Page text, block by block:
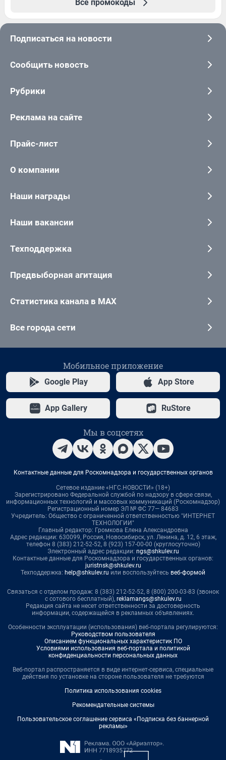
Все промокоды
Подписаться на новости
Сообщить новость
Рубрики
Реклама на сайте
Прайс-лист
О компании
Наши награды
Наши вакансии
Техподдержка
Предвыборная агитация
Статистика канала в MAX
Все города сети
Мобильное приложение
Google Play App Store
App Gallery RuStore
Мы в соцсетях
Контактные данные для Роскомнадзора и государственных органов
Сетевое издание «НГС.НОВОСТИ» (18+)
Зарегистрировано Федеральной службой по надзору в сфере связи,
информационных технологий и массовых коммуникаций (Роскомнадзор)
Регистрационный номер ЭЛ № ФС 77— 84683
Учредитель: Общество с ограниченной ответственностью "ИНТЕРНЕТ
ТЕХНОЛОГИИ"
Главный редактор: Громкова Елена Александровна
Адрес редакции: 630099, Россия, Новосибирск, ул. Ленина, д. 12, 6 этаж,
телефон 8 (383) 212-52-52, 8 (923) 157-00-00 (круглосуточно)
Электронный адрес редакции: ngs@shkulev.ru
Контактные данные для Роскомнадзора и государственных органов:
juristnsk@shkulev.ru
Техподдержка: help@shkulev.ru или воспользуйтесь веб-формой
Связаться с отделом продаж: 8 (383) 212-52-52, 8 (800) 200-03-83 (звонок
с сотового бесплатный), reklamangs@shkulev.ru
Редакция сайта не несет ответственности за достоверность
информации, содержащейся в рекламных объявлениях.
Особенности эксплуатации (использования) веб-портала регулируются:
Руководством пользователя
Описанием функциональных характеристик ПО
Условиями использования веб-портала и политикой
конфиденциальности персональных данных
Веб-портал распространяется в виде интернет-сервиса, специальные
действия по установке на стороне пользователя не требуются
Политика использования cookies
Рекомендательные системы
Пользовательское соглашение сервиса «Подписка без баннерной
рекламы»